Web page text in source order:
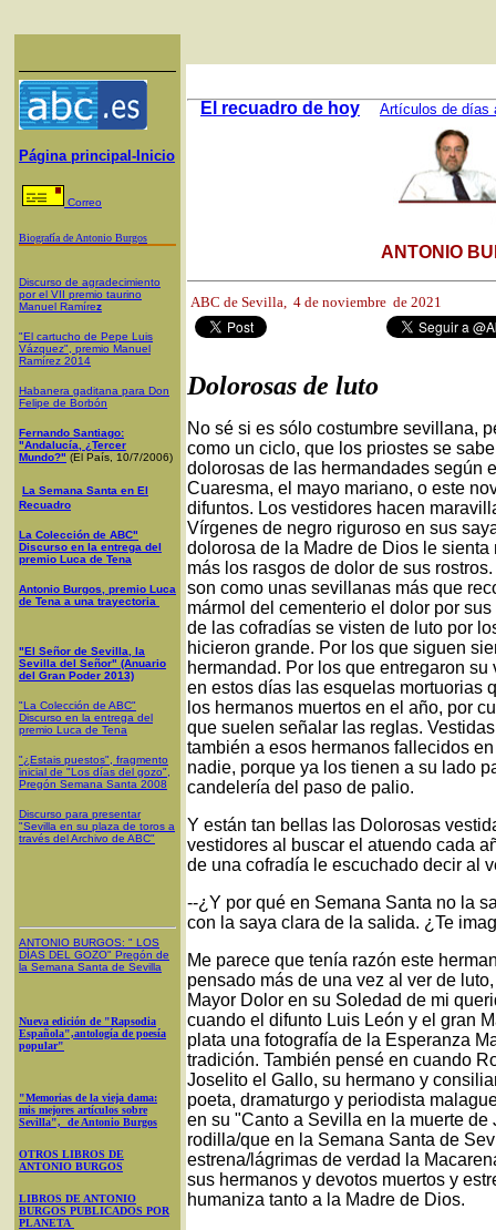
Página principal-Inicio
Correo
Biografía de Antonio Burgos
Discurso de agradecimiento
por el VII premio taurino
Manuel Ramírez
"El cartucho de Pepe Luis
Vázquez", premio Manuel
Ramírez 2014
Habanera gaditana para Don
Felipe de Borbón
Fernando Santiago:
"Andalucía, ¿Tercer
Mundo?" (El País, 10/7/2006)
La Semana Santa en El
Recuadro
La Colección de ABC"
Discurso en la entrega del
premio Luca de Tena
Antonio Burgos, premio Luca
de Tena a una trayectoria
"El Señor de Sevilla, la
Sevilla del Señor" (Anuario
del Gran Poder 2013)
"La Colección de ABC"
Discurso en la entrega del
premio Luca de Tena
"¿Estais puestos", fragmento
inicial de "Los días del gozo",
Pregón Semana Santa 2008
Discurso para presentar
"Sevilla en su plaza de toros a
través del Archivo de ABC"
ANTONIO BURGOS: " LOS
DÍAS DEL GOZO" Pregón de
la Semana Santa de Sevilla
Nueva edición de "Rapsodia
Española",antología de poesía
popular"
"Memorias de la vieja dama:
mis mejores artículos sobre
Sevilla", de Antonio Burgos
OTROS LIBROS DE
ANTONIO BURGOS
LIBROS DE ANTONIO
BURGOS PUBLICADOS POR
PLANETA
El recuadro de hoy Artículos de días
ANTONIO
ABC de Sevilla, 4 de noviembre de 2021
Dolorosas de luto
No sé si es sólo costumbre sevillana,
como un ciclo, que los priostes se
dolorosas de las hermandades según
Cuaresma, el mayo mariano, o este
difuntos. Los vestidores hacen
Vírgenes de negro riguroso en sus
dolorosa de la Madre de Dios le
más los rasgos de dolor de sus
son como unas sevillanas más que
mármol del cementerio el dolor por
de las cofradías se visten de luto por
hicieron grande. Por los que siguen
hermandad. Por los que entregaron
en estos días las esquelas mortuorias
los hermanos muertos en el año, por
que suelen señalar las reglas.
también a esos hermanos fallecidos
nadie, porque ya los tienen a su lado
candelería del paso de palio.
Y están tan bellas las Dolorosas
vestidores al buscar el atuendo cada
de una cofradía le escuchado decir al
--¿Y por qué en Semana Santa no la
con la saya clara de la salida. ¿Te
Me parece que tenía razón este
pensado más de una vez al ver de
Mayor Dolor en su Soledad de mi
cuando el difunto Luis León y el gran
plata una fotografía de la Esperanza
tradición. También pensé en cuando
Joselito el Gallo, su hermano y
poeta, dramaturgo y periodista
en su "Canto a Sevilla en la muerte
rodilla/que en la Semana Santa de
estrena/lágrimas de verdad la
sus hermanos y devotos muertos y
humaniza tanto a la Madre de Dios.